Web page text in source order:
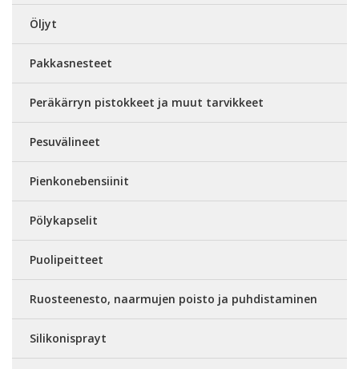
Öljyt
Pakkasnesteet
Peräkärryn pistokkeet ja muut tarvikkeet
Pesuvälineet
Pienkonebensiinit
Pölykapselit
Puolipeitteet
Ruosteenesto, naarmujen poisto ja puhdistaminen
Silikonisprayt